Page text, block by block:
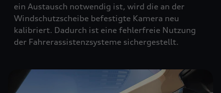
ein Austausch notwendig ist, wird die an der
Windschutzscheibe befestigte Kamera neu
kalibriert. Dadurch ist eine fehlerfreie Nutzung
der Fahrerassistenzsysteme sichergestellt.